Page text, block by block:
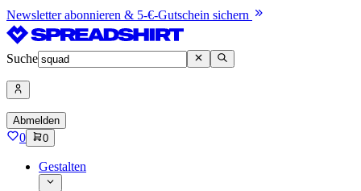
Newsletter abonnieren & 5-€-Gutschein sichern
Suche
Abmelden
0 0
Gestalten